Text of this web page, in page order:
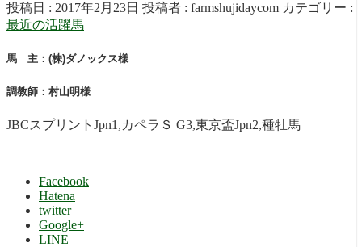
投稿日 : 2017年2月23日 投稿者 : farmshujidaycom カテゴリー :
最近の活躍馬
馬 主：(株)ダノックス様
調教師：村山明様
JBCスプリントJpn1,カペラＳ G3,東京盃Jpn2,種牡馬
Facebook
Hatena
twitter
Google+
LINE